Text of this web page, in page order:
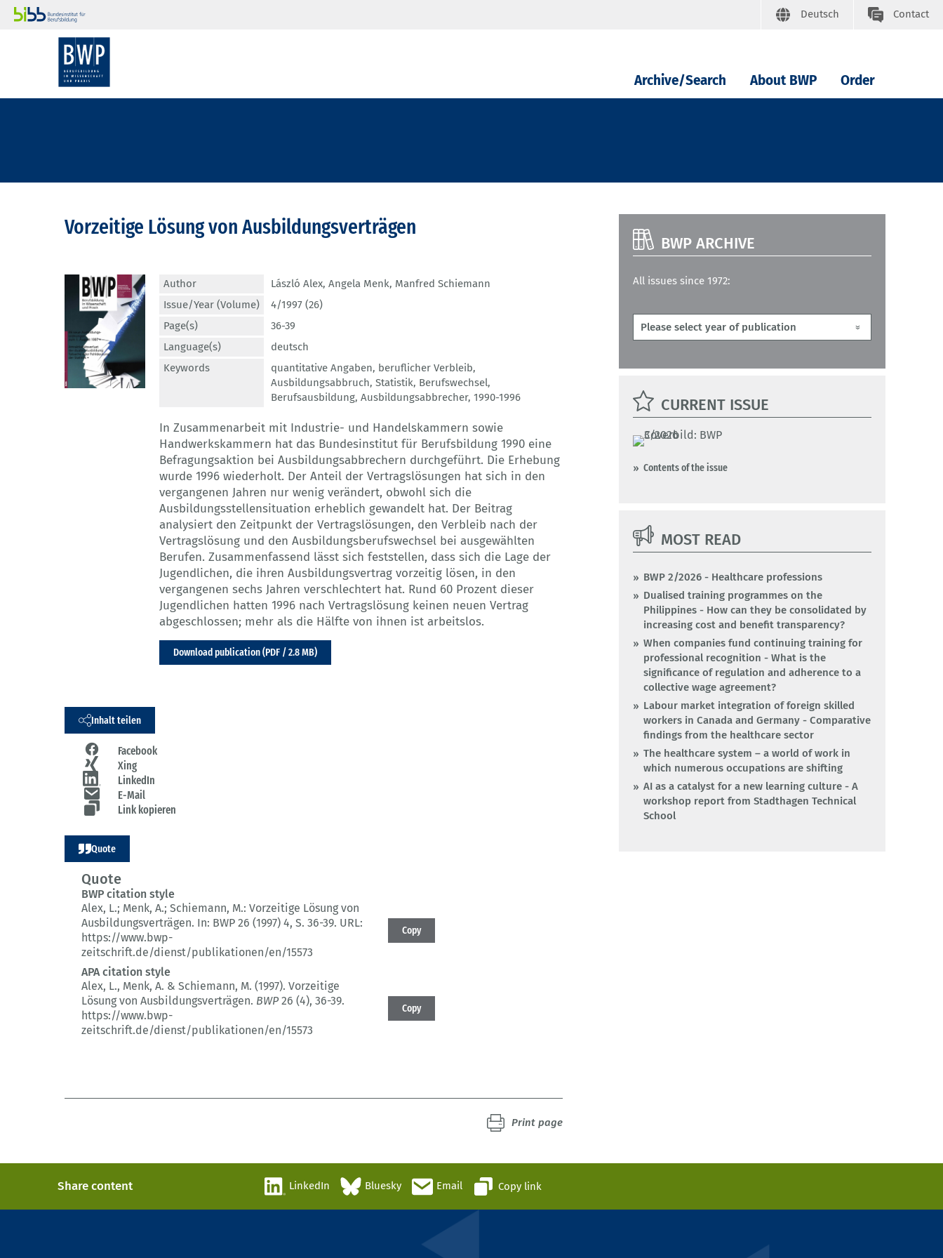
Deutsch Contact
Archive/Search About BWP Order
Vorzeitige Lösung von Ausbildungsverträgen
Author László Alex, Angela Menk, Manfred Schiemann
Issue/Year (Volume)
4/1997 (26)
Page(s)
36-39
Language(s)
deutsch
Keywords
quantitative Angaben, beruflicher Verbleib,
Ausbildungsabbruch, Statistik, Berufswechsel,
Berufsausbildung, Ausbildungsabbrecher, 1990-1996
In Zusammenarbeit mit Industrie- und Handelskammern sowie
Handwerkskammern hat das Bundesinstitut für Berufsbildung 1990 eine
Befragungsaktion bei Ausbildungsabbrechern durchgeführt. Die Erhebung
wurde 1996 wiederholt. Der Anteil der Vertragslösungen hat sich in den
vergangenen Jahren nur wenig verändert, obwohl sich die
Ausbildungsstellensituation erheblich gewandelt hat. Der Beitrag
analysiert den Zeitpunkt der Vertragslösungen, den Verbleib nach der
Vertragslösung und den Ausbildungsberufswechsel bei ausgewählten
Berufen. Zusammenfassend lässt sich feststellen, dass sich die Lage der
Jugendlichen, die ihren Ausbildungsvertrag vorzeitig lösen, in den
vergangenen sechs Jahren verschlechtert hat. Rund 60 Prozent dieser
Jugendlichen hatten 1996 nach Vertragslösung keinen neuen Vertrag
abgeschlossen; mehr als die Hälfte von ihnen ist arbeitslos.
Download publication (PDF / 2.8 MB)
Inhalt teilen
Facebook
Xing
LinkedIn
E-Mail
Link kopieren
Quote
Quote
BWP citation style
Alex, L.; Menk, A.; Schiemann, M.: Vorzeitige Lösung von
Ausbildungsverträgen. In: BWP 26 (1997) 4, S. 36-39. URL:
https://www.bwp-
zeitschrift.de/dienst/publikationen/en/15573
Copy
APA citation style
Alex, L., Menk, A. & Schiemann, M. (1997). Vorzeitige
Lösung von Ausbildungsverträgen. BWP26 (4), 36-39.
https://www.bwp-
zeitschrift.de/dienst/publikationen/en/15573
Copy
Print page
BWP ARCHIVE
All issues since 1972:
CURRENT ISSUE
Contents of the issue
MOST READ
BWP 2/2026 - Healthcare professions
Dualised training programmes on the
Philippines - How can they be consolidated by
increasing cost and benefit transparency?
When companies fund continuing training for
professional recognition - What is the
significance of regulation and adherence to a
collective wage agreement?
Labour market integration of foreign skilled
workers in Canada and Germany - Comparative
findings from the healthcare sector
The healthcare system – a world of work in
which numerous occupations are shifting
AI as a catalyst for a new learning culture - A
workshop report from Stadthagen Technical
School
Share content LinkedIn Bluesky Email Copy link